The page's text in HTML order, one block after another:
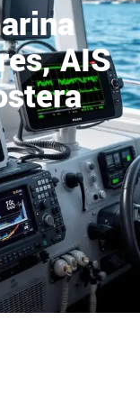
AIS